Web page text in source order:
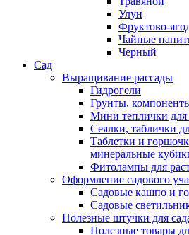
Улун
Фруктово-
Чайные
Черный
Сад
Выращивание рассады
Гидрогели
Грунты,
Мини теплички для
Сеялки, таблички
Таблетки и
минеральные
Фитолампы для
Оформление садового
Садовые кашпо и
Садовые
Полезные штучки для
Полезные товары